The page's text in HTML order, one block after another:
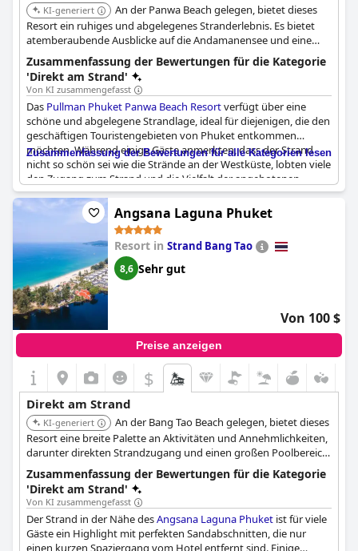
KI-generiert
An der Panwa Beach gelegen, bietet dieses
Resort ein ruhiges und abgelegenes Stranderlebnis. Es bietet
atemberaubende Ausblicke auf die Andamanensee und eine
Reihe von Aktivitäten, darunter Wassersport und Spa-
Behandlungen. Das Resort ist bekannt für sein modernes
Design und seinen außergewöhnlichen Service.
Zusammenfassung der Bewertungen für die Kategorie
'Direkt am Strand'
Von KI zusammengefasst
Das Pullman Phuket Panwa Beach Resortverfügt über eine
schöne und abgelegene Strandlage, ideal für diejenigen, die den
geschäftigen Touristengebieten von Phuket entkommen
möchten. Während einige Gäste anmerkten, dass der Strand
nicht so schön sei wie die Strände an der Westküste, lobten viele
den Zugang zum Strand und die Vielfalt der angebotenen
Wasseraktivitäten, wie z. B. kostenloses Paddeln und
Kanufahren. Der Strand wurde auch als ideal für Kinder und
Wassersportler bezeichnet, da das Wasser sehr flach ist. Einige
Gäste gaben jedoch zu bedenken, dass die Gezeiten das
Schwimmen manchmal erschweren könnten. Trotzdem war die
allgemeine Meinung positiv, da viele Gäste die schöne Lage und
die atemberaubende Aussicht hervorhoben. Darüber hinaus ist
die Lage des Resorts absolut ruhig, und in der Nähe befinden
sich einige Restaurants, in denen man eine Pause vom Essen im
Resort einlegen kann. Alles in allem bietet das
Pullman Phuket
Panwa Beach Resorteine entspannende, ruhige Atmosphäre
mit einem kleinen, aber feinen Strand für diejenigen, die ein
abgeschiedenes Erlebnis am Strand suchen.
Zusammenfassung der Bewertungen für alle Kategorien lesen
Angsana Laguna Phuket
Resort in Strand Bang Tao
8,6 Sehr gut
Von 100 $
Preise anzeigen
$
Direkt am Strand
KI-generiert
An der Bang Tao Beach gelegen, bietet dieses
Resort eine breite Palette an Aktivitäten und Annehmlichkeiten,
darunter direkten Strandzugang und einen großen Poolbereich.
Die familienfreundliche Atmosphäre macht es zu einer beliebten
Wahl für den Urlaub. Ideal für Familien mit direktem
Strandzugang und vielen Aktivitäten.
Zusammenfassung der Bewertungen für die Kategorie
'Direkt am Strand'
Von KI zusammengefasst
Der Strand in der Nähe desAngsana Laguna Phuket ist für viele
Gäste ein Highlight mit perfekten Sandabschnitten, die nur
einen kurzen Spaziergang vom Hotel entfernt sind. Einige